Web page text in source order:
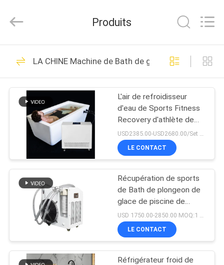
MAISON
PRODUITS
SUJET
NOUS
VISITE
D'USINE
CONTRÔLE
Syochi
Electronics
All
Reserved.
LED UV traitant le
système
70
LED UV traitant
l'équipement
79
Produits
LA CHINE Machine de Bath de glace
L'air de refroidisseur
d'eau de Sports Fitness
Recovery d'athlète de
personnalisation s'est
refroidi
USD2385.00-USD2680.00/Set MOQ:1
LE CONTACT
Récupération de sports
de Bath de plongeon de
glace de piscine de
station thermale de Bath
de glace de désinfection
de l'ozone de hausse
LE CONTACT
Réfrigérateur froid de